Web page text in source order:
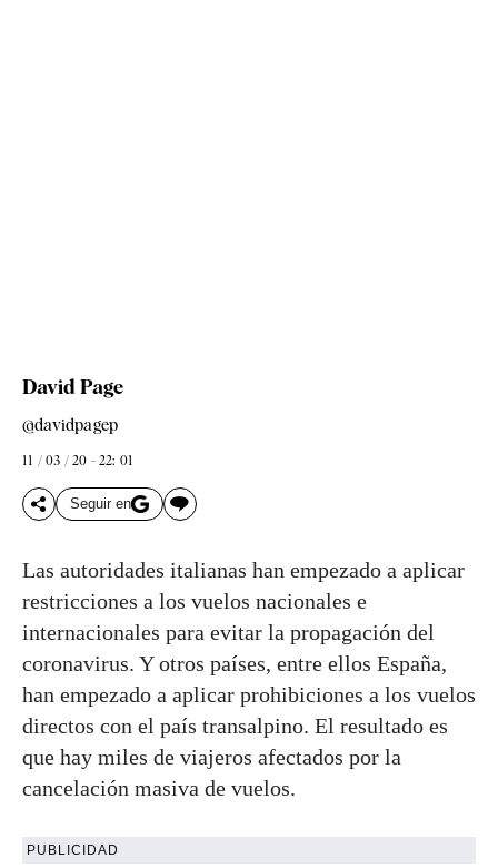
David Page
@davidpagep
11 / 03 / 20 - 22: 01
Seguir en
Las autoridades italianas han empezado a aplicar
restricciones a los vuelos nacionales e
internacionales para evitar la propagación del
coronavirus. Y otros países, entre ellos España,
han empezado a aplicar prohibiciones a los vuelos
directos con el país transalpino. El resultado es
que hay miles de viajeros afectados por la
cancelación masiva de vuelos.
PUBLICIDAD